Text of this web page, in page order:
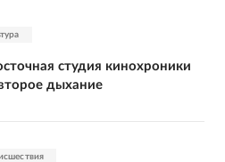
студия кинохроники
дыхание